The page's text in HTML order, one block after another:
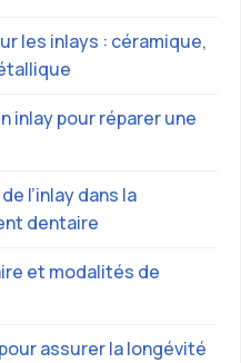
les inlays : céramique,
inlay pour réparer une
l’inlay dans la
dentaire
et modalités de
assurer la longévité